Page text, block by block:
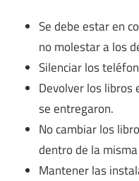
Se debe estar en
no molestar a los
Silenciar los
Devolver los libros
se entregaron.
No cambiar los
dentro de la
Mantener las